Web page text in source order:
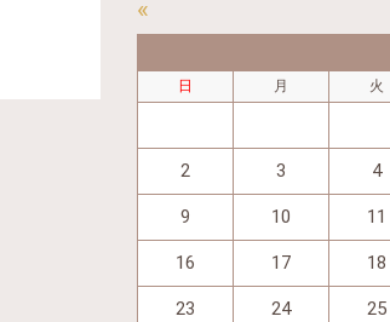
«
日 月 火
2 3 4
9 10 11
16 17 18
23 24 25